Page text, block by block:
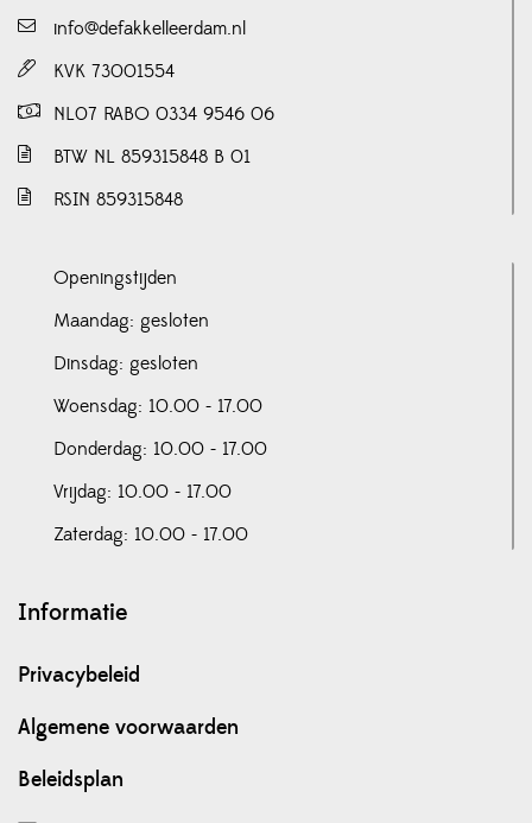
info@defakkelleerdam.nl
KVK 73001554
NL07 RABO 0334 9546 06
BTW NL 859315848 B 01
RSIN 859315848
Openingstijden
Maandag: gesloten
Dinsdag: gesloten
Woensdag: 10.00 - 17.00
Donderdag: 10.00 - 17.00
Vrijdag: 10.00 - 17.00
Zaterdag: 10.00 - 17.00
Informatie
Privacybeleid
Algemene voorwaarden
Beleidsplan